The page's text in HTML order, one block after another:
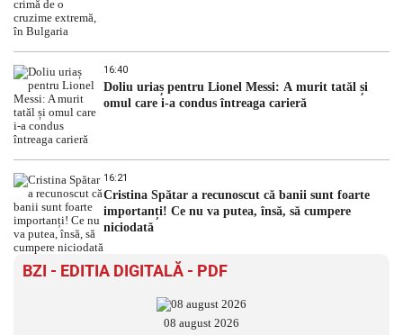
16:40
Doliu uriaș pentru Lionel Messi: A murit tatăl și
omul care i-a condus întreaga carieră
16:21
Cristina Spătar a recunoscut că banii sunt foarte
importanți! Ce nu va putea, însă, să cumpere
niciodată
BZI - EDITIA DIGITALĂ - PDF
08 august 2026